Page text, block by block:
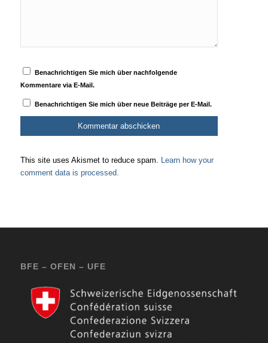
Benachrichtigen Sie mich über nachfolgende
Kommentare via E-Mail.
Benachrichtigen Sie mich über neue Beiträge per E-Mail.
This site uses Akismet to reduce spam. Learn how your
comment data is processed.
BFE – OFEN – UFE